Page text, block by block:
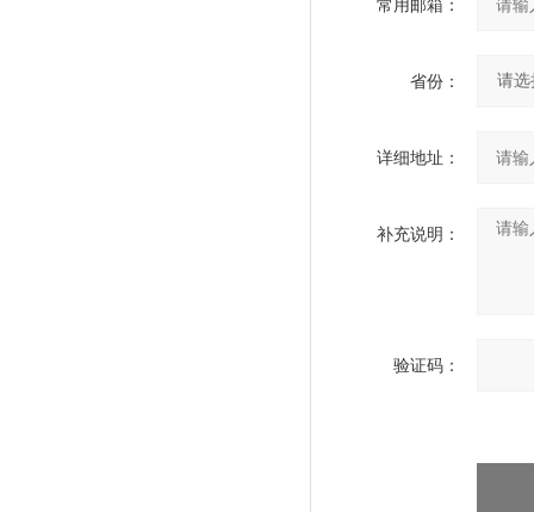
常用邮箱：
省份：
详细地址：
补充说明：
验证码：